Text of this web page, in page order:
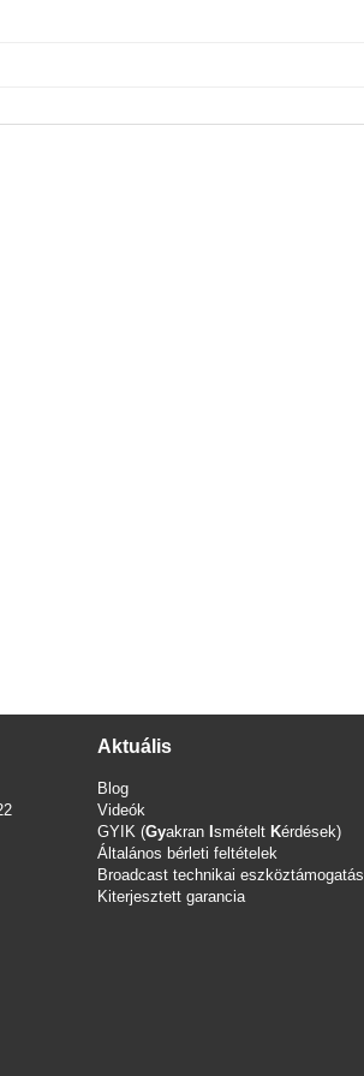
Aktuális
Blog
Videók
GYIK (Gyakran smételt Kérdések)
Általános bérleti feltételek
Broadcast technikai eszköztámogatás
Kiterjesztett garancia